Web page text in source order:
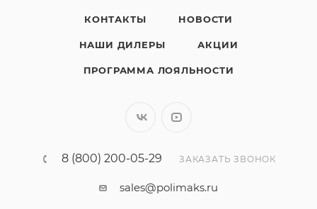
КОНТАКТЫ НОВОСТИ
НАШИ ДИЛЕРЫ АКЦИИ
ПРОГРАММА ЛОЯЛЬНОСТИ
8 (800) 200-05-29 ЗАКАЗАТЬ ЗВОНОК
sales@polimaks.ru